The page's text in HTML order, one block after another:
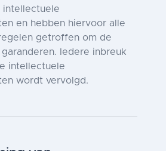
intellectuele
en hebben hiervoor alle
getroffen om de
Iedere inbreuk
intellectuele
wordt vervolgd.